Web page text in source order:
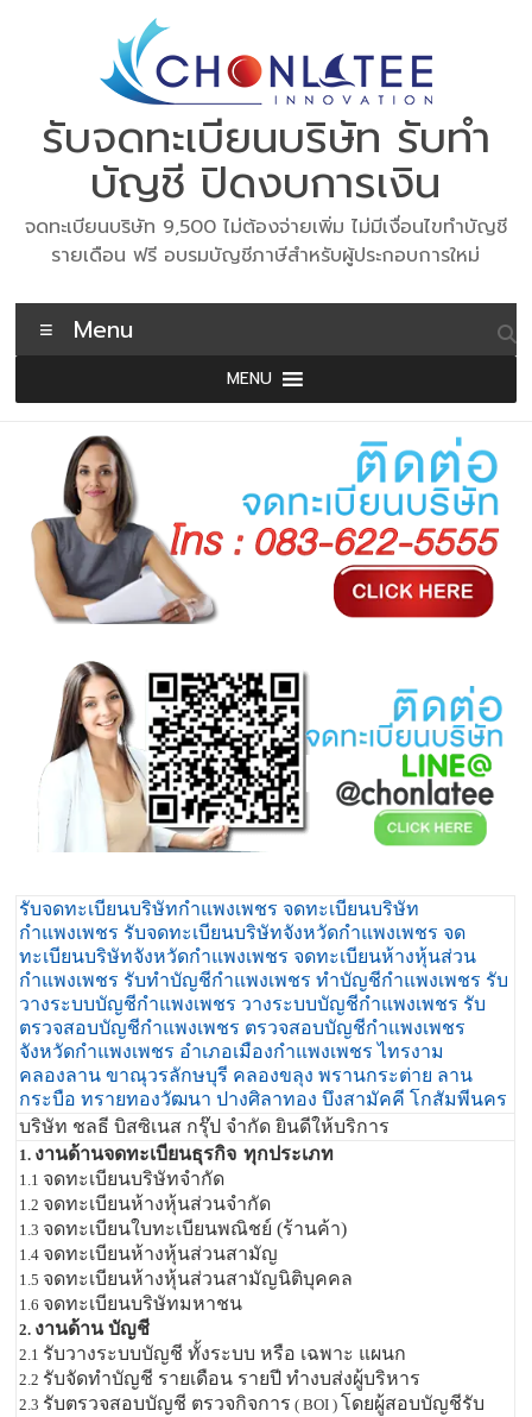
รับจดทะเบียนบริษัท รับทำ
บัญชี ปิดงบการเงิน
จดทะเบียนบริษัท 9,500 ไม่ต้องจ่ายเพิ่ม ไม่มีเงื่อนไขทำบัญชี
รายเดือน ฟรี อบรมบัญชีภาษีสำหรับผู้ประกอบการใหม่
Menu
MENU
รับจดทะเบียนบริษัทกำแพงเพชร จดทะเบียนบริษัท
กำแพงเพชร รับจดทะเบียนบริษัทจังหวัดกำแพงเพชร จด
ทะเบียนบริษัทจังหวัดกำแพงเพชร จดทะเบียนห้างหุ้นส่วน
กำแพงเพชร รับทำบัญชีกำแพงเพชร ทำบัญชีกำแพงเพชร รับ
วางระบบบัญชีกำแพงเพชร วางระบบบัญชีกำแพงเพชร รับ
ตรวจสอบบัญชีกำแพงเพชร ตรวจสอบบัญชีกำแพงเพชร
จังหวัดกำแพงเพชร อำเภอเมืองกำแพงเพชร ไทรงาม
คลองลาน ขาณุวรลักษบุรี คลองขลุง พรานกระต่าย ลาน
กระบือ ทรายทองวัฒนา ปางศิลาทอง บึงสามัคคี โกสัมพีนคร
บริษัท ชลธี บิสซิเนส กรุ๊ป จำกัด ยินดีให้บริการ
1. งานด้านจดทะเบียนธุรกิจ ทุกประเภท
1.1 จดทะเบียนบริษัทจำกัด
1.2 จดทะเบียนห้างหุ้นส่วนจำกัด
1.3 จดทะเบียนใบทะเบียนพณิชย์ (ร้านค้า)
1.4 จดทะเบียนห้างหุ้นส่วนสามัญ
1.5 จดทะเบียนห้างหุ้นส่วนสามัญนิติบุคคล
1.6 จดทะเบียนบริษัทมหาชน
2. งานด้าน บัญชี
2.1 รับวางระบบบัญชี ทั้งระบบ หรือ เฉพาะ แผนก
2.2 รับจัดทำบัญชี รายเดือน รายปี ทำงบส่งผู้บริหาร
2.3 รับตรวจสอบบัญชี ตรวจกิจการ ( BOI ) โดยผู้สอบบัญชีรับ